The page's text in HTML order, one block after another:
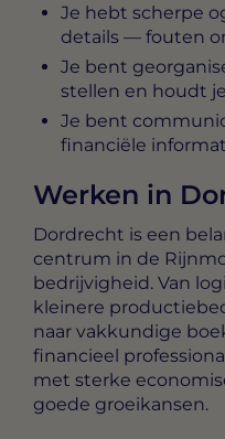
Je hebt scherpe
details — fouten
Je bent
stellen en houdt
Je bent
financiële
Werken in
Dordrecht is een
centrum in de
bedrijvigheid. Van
kleinere
naar vakkundige
financieel
met sterke
goede groeikansen.